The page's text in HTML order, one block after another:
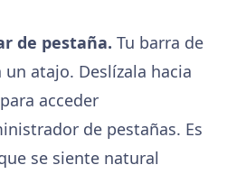
de pestaña. Tu barra de
atajo. Deslízala hacia
acceder
de pestañas. Es
se siente natural